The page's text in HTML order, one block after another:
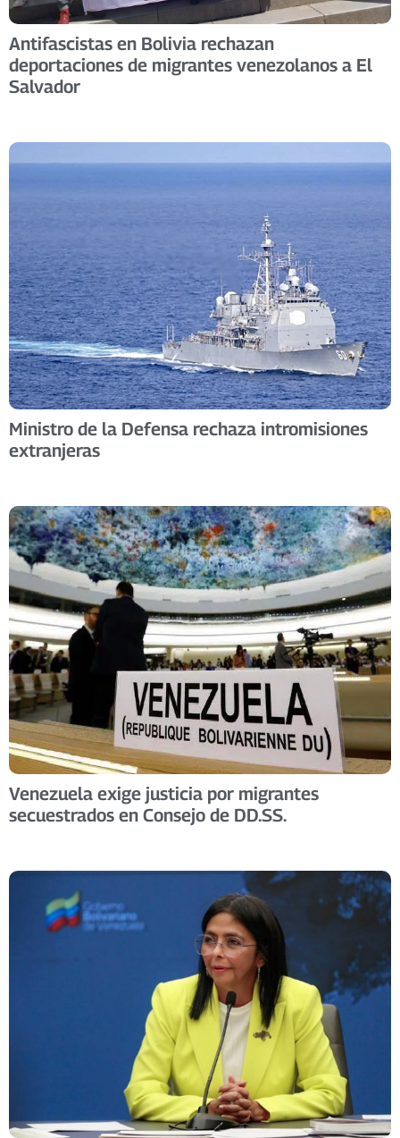
Antifascistas en Bolivia rechazan
deportaciones de migrantes venezolanos a El
Salvador
Ministro de la Defensa rechaza intromisiones
extranjeras
Venezuela exige justicia por migrantes
secuestrados en Consejo de DD.SS.